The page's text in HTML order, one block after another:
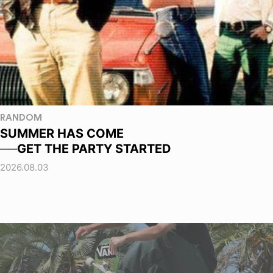
RANDOM
SUMMER HAS COME
──GET THE PARTY STARTED
2026.08.03